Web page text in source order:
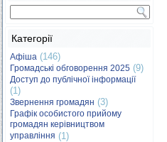
Категорії
Афіша (146)
Громадські обговорення 2025 (9)
Доступ до публічної інформації
(1)
Звернення громадян (3)
Графік особистого прийому
громадян керівництвом
управління (1)